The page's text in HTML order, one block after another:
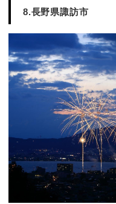
8.長野県諏訪市